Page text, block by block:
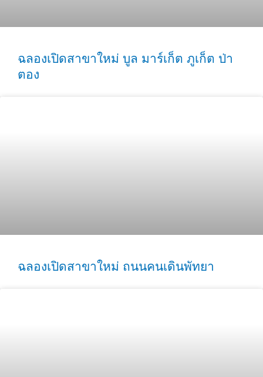
ฉลองเปิดสาขาใหม่ บูล มาร์เก็ต ภูเก็ต ป่า
ตอง
ฉลองเปิดสาขาใหม่ ถนนคนเดินพัทยา